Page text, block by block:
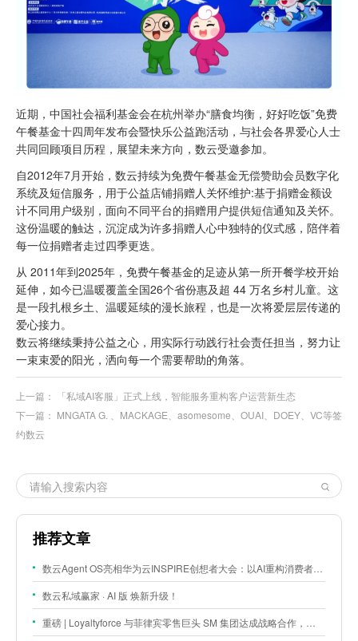
近期，中国社会福利基金会在杭州举办“膳食均衡，好好吃饭”免费
午餐基金十四周年发布会暨快乐公益跑活动，与社会各界爱心人士
共同回顾项目历程，展望未来方向，数云受邀参加。
自2012年7月开始，数云持续为免费午餐基金无偿赞助会员数字化
系统及短信服务，用于公益店铺捐赠人关怀维护:基于捐赠金额设
计不同用户级别，面向不同平台的捐赠用户提供短信通知及关怀。
这份温暖的触达，沉淀成为许多捐赠人心中独特的仪式感，陪伴着
每一位捐赠者走过四季更迭。
从 2011年到2025年，免费午餐基金的足迹从第一所开餐学校开始
延伸，如今已温暖覆盖全国26个省份惠及超 44 万名乡村儿童。这
是一段扎根乡土、温暖延续的漫长旅程，也是一次将爱层层传递的
爱心接力。
数云将继续秉持公益之心，用实际行动践行社会责任担当，努力让
一束束爱的阳光，洒向每一个需要帮助的角落。
上一篇：
「私域AI客服」正式上线，智能服务重构客户运营新生态
下一篇： MNGATA G. 、MACKAGE、asomesome、OUAI、DOEY、VC等签
约数云
推荐文章
数云Agent OS亮相华为云INSPIRE创想者大会：以AI重构消费者运营与零售营销新范式
数云私域赢家 · AI 版 焕新升级！
重磅 | Loyaltyforce 与菲律宾零售巨头 SM 集团达成战略合作，携手开启 SMAC 会员数智化运营新征程